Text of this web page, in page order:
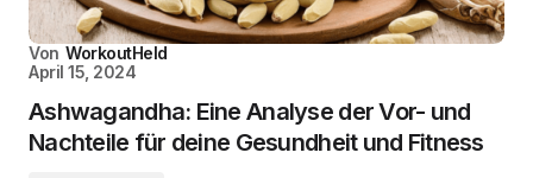
Von WorkoutHeld
April 15, 2024
Ashwagandha: Eine Analyse der Vor- und
Nachteile für deine Gesundheit und Fitness